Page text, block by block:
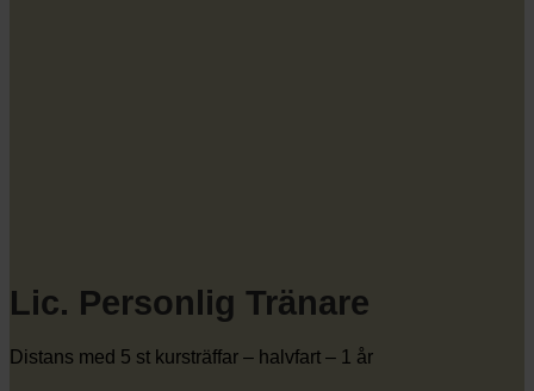
Lic. Personlig Tränare
Distans med 5 st kursträffar – halvfart – 1 år